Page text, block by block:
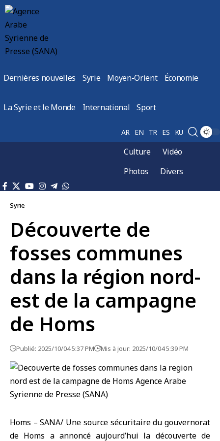
Dernières nouvelles Syrie Moyen-Orient Économie
La Syrie et le Monde International Sport
AR EN TR ES KU
Culture
Vidéo
Photos
Divers
Syrie
Découverte de
fosses communes
dans la région nord-
est de la campagne
de Homs
Publié: 2025/10/04 5:37 PM Mis à jour: 2025/10/04 5:39 PM
Homs – SANA/ Une source sécuritaire du gouvernorat
de Homs a annoncé aujourd’hui la découverte de